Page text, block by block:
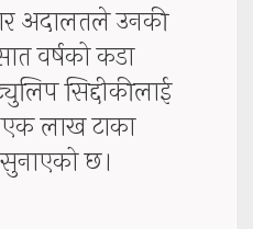
अदालतले उनकी
वर्षको कडा
सिद्दीकीलाई
एक लाख टाका
छ।